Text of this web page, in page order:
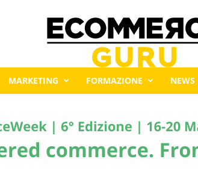
MARKETING FORMAZIONE NEWS